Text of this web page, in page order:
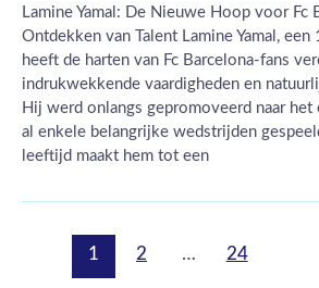
Lamine Yamal: De Nieuwe Hoop voor Fc
Ontdekken van Talent Lamine Yamal, een
heeft de harten van Fc Barcelona-fans
indrukwekkende vaardigheden en
Hij werd onlangs gepromoveerd naar
al enkele belangrijke wedstrijden
leeftijd maakt hem tot een
1 2 … 24